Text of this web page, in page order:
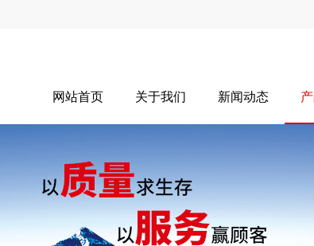
网站首页 关于我们 新闻动态